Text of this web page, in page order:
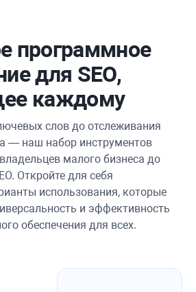
программное
для SEO,
каждому
слов до отслеживания
— наш набор инструментов
малого бизнеса до
Откройте для себя
использования, которые
и эффективность
обеспечения для всех.